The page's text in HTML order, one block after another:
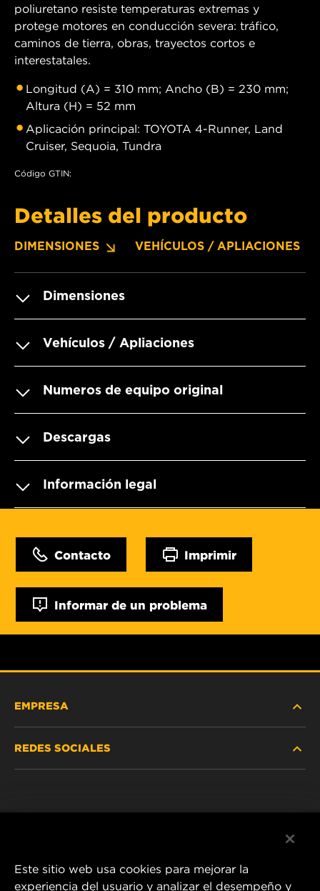
poliuretano resiste temperaturas extremas y
protege motores en conducción severa: tráfico,
caminos de tierra, obras, trayectos cortos e
interestatales.
Longitud (A) = 310 mm; Ancho (B) = 230 mm;
Altura (H) = 52 mm
Aplicación principal: TOYOTA 4-Runner, Land
Cruiser, Sequoia, Tundra
Código GTIN:
Detalles del producto
DIMENSIONES VEHÍCULOS / APLIACIONES
Dimensiones
Vehículos / Apliaciones
Numeros de equipo original
Descargas
Información legal
Contacto Imprimir
Informar de un problema
EMPRESA
REDES SOCIALES
Este sitio web usa cookies para mejorar la
experiencia del usuario y analizar el desempeño y